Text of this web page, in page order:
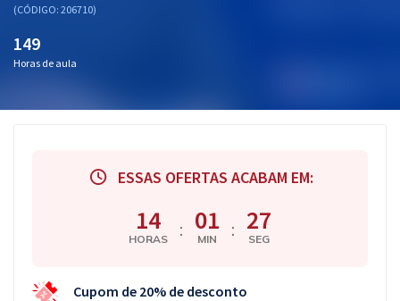
Blog
Aprovados
(CÓDIGO: 206710)
149
Horas de aula
ESSAS OFERTAS ACABAM EM:
14
HORAS : 01
MIN : 27
SEG
Cupom de 20% de desconto